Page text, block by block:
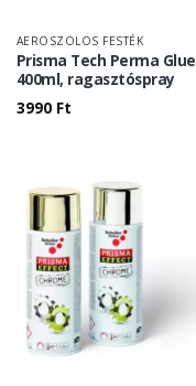
AEROSZOLOS FESTÉK
Prisma Tech Perma Glue
400ml, ragasztóspray
3990 Ft